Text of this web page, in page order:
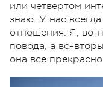
или четвертом
знаю. У нас
отношения. Я, во-
повода, а во-
она все